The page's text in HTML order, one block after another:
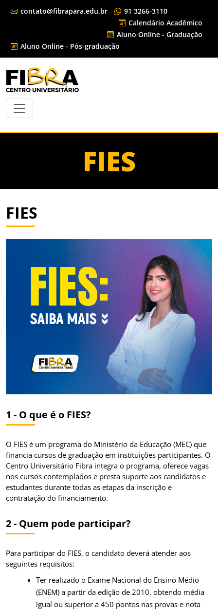
contato@fibrapara.edu.br
91 3266-3110
Calendário Acadêmico
Aluno Online - Graduação
Aluno Online - Pós-graduação
FIES
FIES
1 - O que é o FIES?
O FIES é um programa do Ministério da Educação (MEC) que
financia cursos de graduação em instituições participantes. O
Centro Universitário Fibra integra o programa, oferece vagas
nos cursos contemplados e presta suporte aos candidatos e
estudantes durante todas as etapas da inscrição e
contratação do financiamento.
2 - Quem pode participar?
Para participar do FIES, o candidato deverá atender aos
seguintes requisitos:
Ter realizado o Exame Nacional do Ensino Médio
(ENEM) a partir da edição de 2010, obtendo média
igual ou superior a 450 pontos nas provas e nota